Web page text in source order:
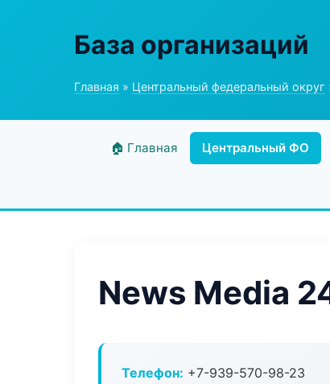
База организаций
Главная » Центральный федеральный округ
🏠 Главная Центральный ФО
News Media
Телефон: +7-939-570-98-23